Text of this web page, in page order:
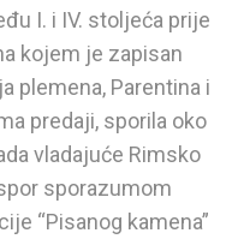
I. i IV. stoljeća prije
kojem je zapisan
plemena, Parentina i
predaji, sporila oko
vladajuće Rimsko
sporazumom
“Pisanog kamena”